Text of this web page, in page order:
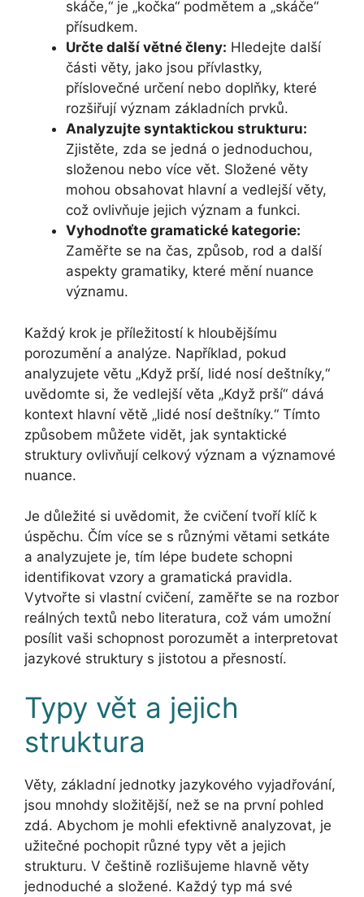
skáče,“ je „kočka“ podmětem a „skáče“
přísudkem.
Určte další větné členy: Hledejte další
části věty, jako jsou přívlastky,
příslovečné určení nebo doplňky, které
rozšiřují význam základních prvků.
Analyzujte syntaktickou strukturu:
Zjistěte, zda se jedná o jednoduchou,
složenou nebo více vět. Složené věty
mohou obsahovat hlavní a vedlejší věty,
což ovlivňuje jejich význam a funkci.
Vyhodnoťte gramatické kategorie:
Zaměřte se na čas, způsob, rod a další
aspekty gramatiky, které mění nuance
významu.
Každý krok je příležitostí k hloubějšímu
porozumění a analýze. Například, pokud
analyzujete větu „Když prší, lidé nosí deštníky,“
uvědomte si, že vedlejší věta „Když prší“ dává
kontext hlavní větě „lidé nosí deštníky.“ Tímto
způsobem můžete vidět, jak syntaktické
struktury ovlivňují celkový význam a významové
nuance.
Je důležité si uvědomit, že cvičení tvoří klíč k
úspěchu. Čím více se s různými větami setkáte
a analyzujete je, tím lépe budete schopni
identifikovat vzory a gramatická pravidla.
Vytvořte si vlastní cvičení, zaměřte se na rozbor
reálných textů nebo literatura, což vám umožní
posílit vaši schopnost porozumět a interpretovat
jazykové struktury s jistotou a přesností.
Typy vět a jejich
struktura
Věty, základní jednotky jazykového vyjadřování,
jsou mnohdy složitější, než se na první pohled
zdá. Abychom je mohli efektivně analyzovat, je
užitečné pochopit různé typy vět a jejich
strukturu. V češtině rozlišujeme hlavně věty
jednoduché a složené. Každý typ má své